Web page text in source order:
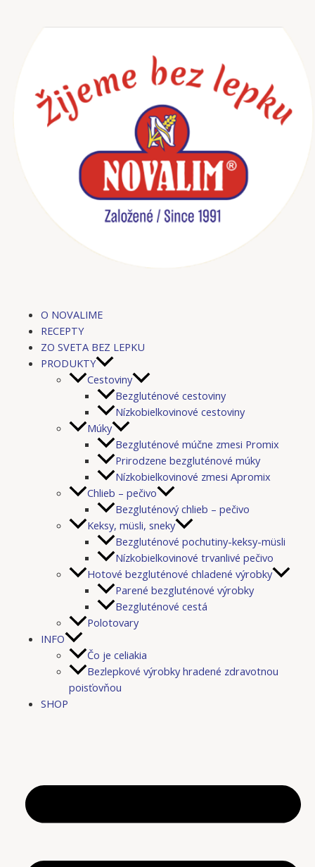
O NOVALIME
RECEPTY
ZO SVETA BEZ LEPKU
PRODUKTY
Cestoviny
Bezgluténové cestoviny
Nízkobielkovinové cestoviny
Múky
Bezgluténové múčne zmesi Promix
Prirodzene bezgluténové múky
Nízkobielkovinové zmesi Apromix
Chlieb – pečivo
Bezgluténový chlieb – pečivo
Keksy, müsli, sneky
Bezgluténové pochutiny-keksy-müsli
Nízkobielkovinové trvanlivé pečivo
Hotové bezgluténové chladené výrobky
Parené bezgluténové výrobky
Bezgluténové cestá
Polotovary
INFO
Čo je celiakia
Bezlepkové výrobky hradené zdravotnou
poisťovňou
SHOP